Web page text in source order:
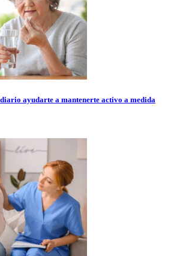
ayudarte a mantenerte activo a medida